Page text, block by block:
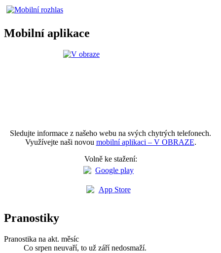
Mobilní aplikace
Sledujte informace z našeho webu na svých chytrých telefonech.
Využívejte naši novou mobilní aplikaci – V OBRAZE.
Volně ke stažení:
Pranostiky
Pranostika na akt. měsíc
Co srpen neuvaří, to už září nedosmaží.